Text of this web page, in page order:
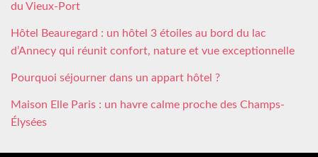
du Vieux-Port
Hôtel Beauregard : un hôtel 3 étoiles au bord du lac
d’Annecy qui réunit confort, nature et vue exceptionnelle
Pourquoi séjourner dans un appart hôtel ?
Maison Elle Paris : un havre calme proche des Champs-
Élysées